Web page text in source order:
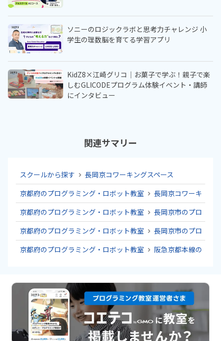
ソニーのロジックラボと思考力チャレンジ 小
学生の理数脳を育てる学習アプリ
KidZ8×江崎グリコ｜お菓子で学ぶ！親子で楽
しむGLICODEプログラム体験イベント・講師
にインタビュー
関連サマリー
スクールから探す
長岡京コワーキングスペース
京都府のプログラミング・ロボット教室
長岡京コワーキング
京都府のプログラミング・ロボット教室
長岡京市のプログラ
京都府のプログラミング・ロボット教室
長岡京市のプログラ
京都府のプログラミング・ロボット教室
阪急京都本線のプロ